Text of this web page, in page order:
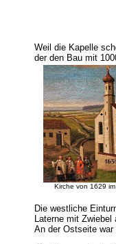
Weil die Kapelle
der den Bau mit
Kirche von 1629
Die westliche
Laterne mit
An der Ostseite war